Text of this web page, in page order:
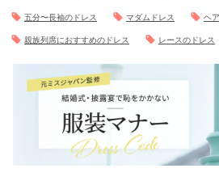
五分〜長袖のドレス マダムドレス ヘ
親族列席におすすめのドレス レースのドレス